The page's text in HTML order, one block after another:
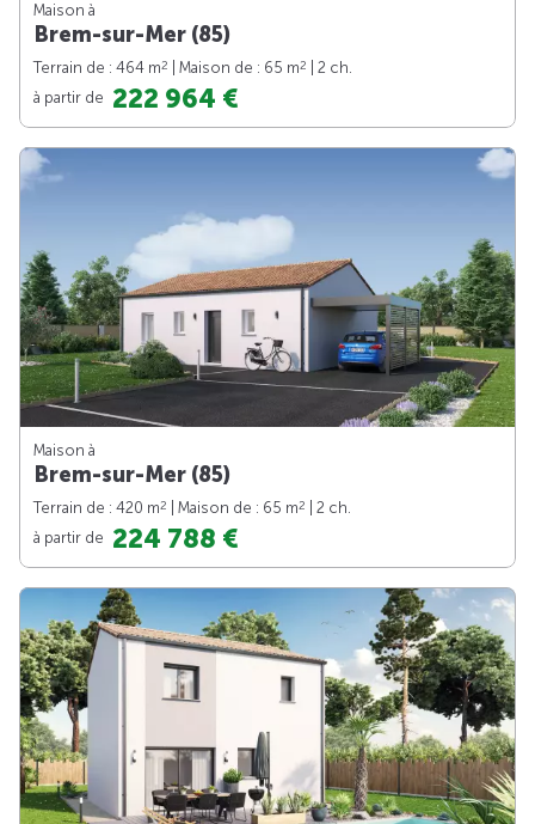
Maison à
Brem-sur-Mer (85)
Terrain de : 464 m2 | Maison de : 65 m2
| 2 ch.
à partir de 222 964 €
Maison à
Brem-sur-Mer (85)
Terrain de : 420 m2 | Maison de : 65 m2
| 2 ch.
à partir de 224 788 €